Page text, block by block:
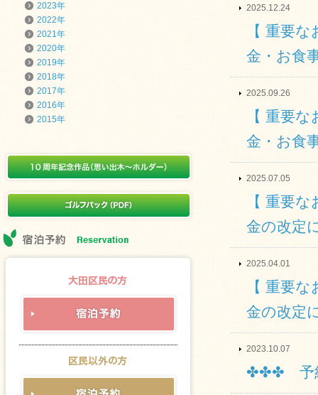
2023年
2022年
2021年
2020年
2019年
2018年
2017年
2016年
2015年
2025.12.24
【 重要
金・お食
2025.09.26
【 重要
金・お食
2025.07.05
【 重要
金の改定
2025.04.01
【 重要
金の改定
2023.10.07
✤✤✤ 予